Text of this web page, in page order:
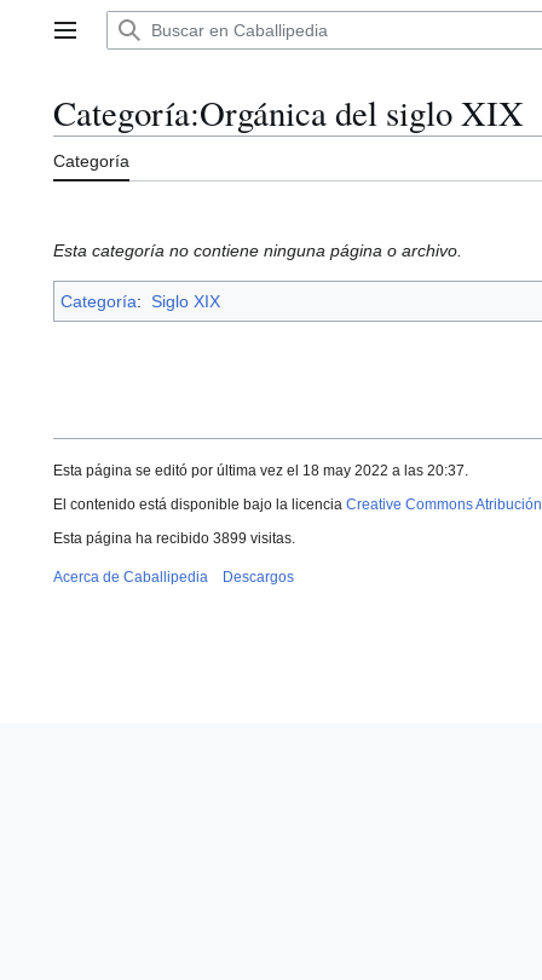
Menú principal
Categoría:Orgánica del siglo XIX
Categoría
Esta categoría no contiene ninguna página o archivo.
Categoría: Siglo XIX
Esta página se editó por última vez el 18 may 2022 a las 20:37.
El contenido está disponible bajo la licencia Creative Commons
Esta página ha recibido 3899 visitas.
Acerca de Caballipedia Descargos